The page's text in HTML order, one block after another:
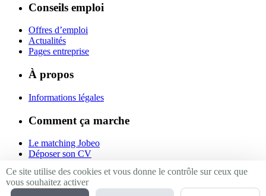
Conseils emploi
Offres d’emploi
Actualités
Pages entreprise
À propos
Informations légales
Comment ça marche
Le matching Jobeo
Déposer son CV
Suivez-nous
Ce site utilise des cookies et vous donne le contrôle sur ceux que
vous souhaitez activer